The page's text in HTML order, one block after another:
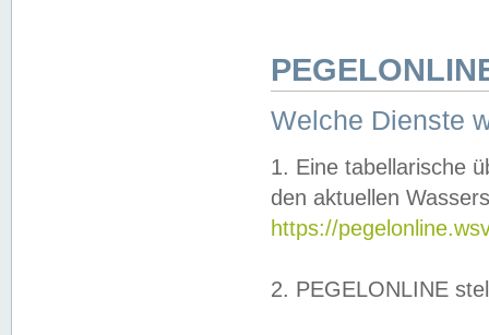
Welche Dienste
1. Eine tabellarische
den aktuellen
https://
2. PEGELONLINE